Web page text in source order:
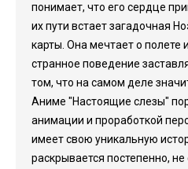
понимает, что его сердце
их пути встает загадочная
карты. Она мечтает о полете
странное поведение
том, что на самом деле
Аниме "Настоящие слезы"
анимации и проработкой
имеет свою уникальную
раскрывается постепенно,